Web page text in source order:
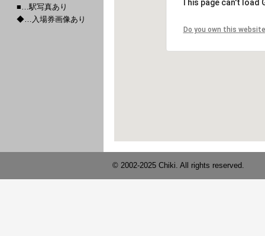
■…駅写真あり
◆…入場券画像あり
© 2002-2025 Chiki. All rights reserved.